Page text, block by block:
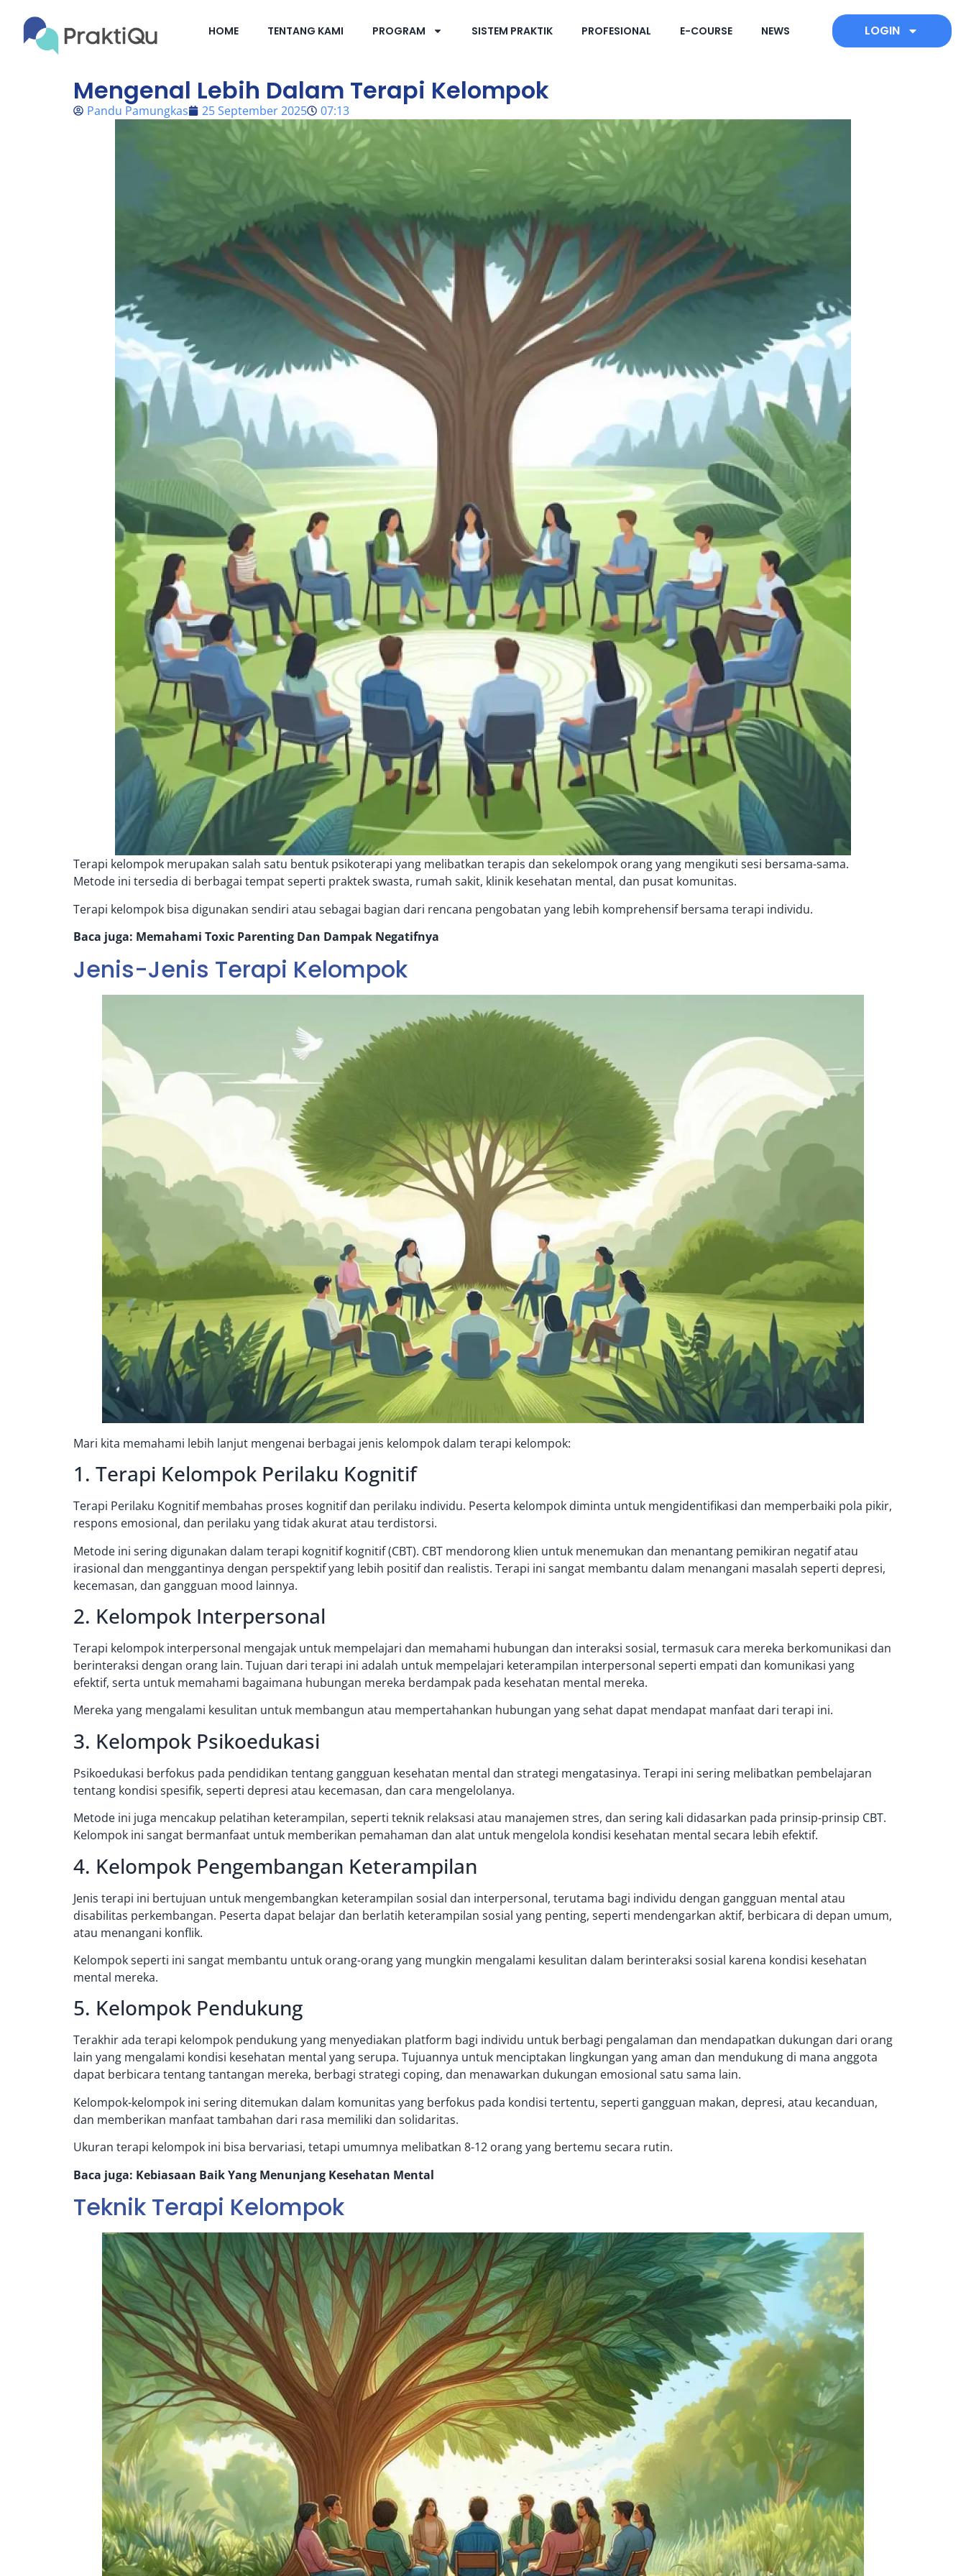
HOME TENTANG KAMI PROGRAM SISTEM PRAKTIK PROFESIONAL E-COURSE NEWS LOGIN
Mengenal Lebih Dalam Terapi Kelompok
Pandu Pamungkas 25 September 2025 07:13
Terapi kelompok merupakan salah satu bentuk psikoterapi yang melibatkan terapis dan sekelompok orang yang mengikuti sesi bersama-sama.
Metode ini tersedia di berbagai tempat seperti praktek swasta, rumah sakit, klinik kesehatan mental, dan pusat komunitas.
Terapi kelompok bisa digunakan sendiri atau sebagai bagian dari rencana pengobatan yang lebih komprehensif bersama terapi individu.
Baca juga: Memahami Toxic Parenting Dan Dampak Negatifnya
Jenis-Jenis Terapi Kelompok
Mari kita memahami lebih lanjut mengenai berbagai jenis kelompok dalam terapi kelompok:
1. Terapi Kelompok Perilaku Kognitif
Terapi Perilaku Kognitif membahas proses kognitif dan perilaku individu. Peserta kelompok diminta untuk mengidentifikasi dan memperbaiki pola pikir,
respons emosional, dan perilaku yang tidak akurat atau terdistorsi.
Metode ini sering digunakan dalam terapi kognitif kognitif (CBT). CBT mendorong klien untuk menemukan dan menantang pemikiran negatif atau
irasional dan menggantinya dengan perspektif yang lebih positif dan realistis. Terapi ini sangat membantu dalam menangani masalah seperti depresi,
kecemasan, dan gangguan mood lainnya.
2. Kelompok Interpersonal
Terapi kelompok interpersonal mengajak untuk mempelajari dan memahami hubungan dan interaksi sosial, termasuk cara mereka berkomunikasi dan
berinteraksi dengan orang lain. Tujuan dari terapi ini adalah untuk mempelajari keterampilan interpersonal seperti empati dan komunikasi yang
efektif, serta untuk memahami bagaimana hubungan mereka berdampak pada kesehatan mental mereka.
Mereka yang mengalami kesulitan untuk membangun atau mempertahankan hubungan yang sehat dapat mendapat manfaat dari terapi ini.
3. Kelompok Psikoedukasi
Psikoedukasi berfokus pada pendidikan tentang gangguan kesehatan mental dan strategi mengatasinya. Terapi ini sering melibatkan pembelajaran
tentang kondisi spesifik, seperti depresi atau kecemasan, dan cara mengelolanya.
Metode ini juga mencakup pelatihan keterampilan, seperti teknik relaksasi atau manajemen stres, dan sering kali didasarkan pada prinsip-prinsip CBT.
Kelompok ini sangat bermanfaat untuk memberikan pemahaman dan alat untuk mengelola kondisi kesehatan mental secara lebih efektif.
4. Kelompok Pengembangan Keterampilan
Jenis terapi ini bertujuan untuk mengembangkan keterampilan sosial dan interpersonal, terutama bagi individu dengan gangguan mental atau
disabilitas perkembangan. Peserta dapat belajar dan berlatih keterampilan sosial yang penting, seperti mendengarkan aktif, berbicara di depan umum,
atau menangani konflik.
Kelompok seperti ini sangat membantu untuk orang-orang yang mungkin mengalami kesulitan dalam berinteraksi sosial karena kondisi kesehatan
mental mereka.
5. Kelompok Pendukung
Terakhir ada terapi kelompok pendukung yang menyediakan platform bagi individu untuk berbagi pengalaman dan mendapatkan dukungan dari orang
lain yang mengalami kondisi kesehatan mental yang serupa. Tujuannya untuk menciptakan lingkungan yang aman dan mendukung di mana anggota
dapat berbicara tentang tantangan mereka, berbagi strategi coping, dan menawarkan dukungan emosional satu sama lain.
Kelompok-kelompok ini sering ditemukan dalam komunitas yang berfokus pada kondisi tertentu, seperti gangguan makan, depresi, atau kecanduan,
dan memberikan manfaat tambahan dari rasa memiliki dan solidaritas.
Ukuran terapi kelompok ini bisa bervariasi, tetapi umumnya melibatkan 8-12 orang yang bertemu secara rutin.
Baca juga: Kebiasaan Baik Yang Menunjang Kesehatan Mental
Teknik Terapi Kelompok